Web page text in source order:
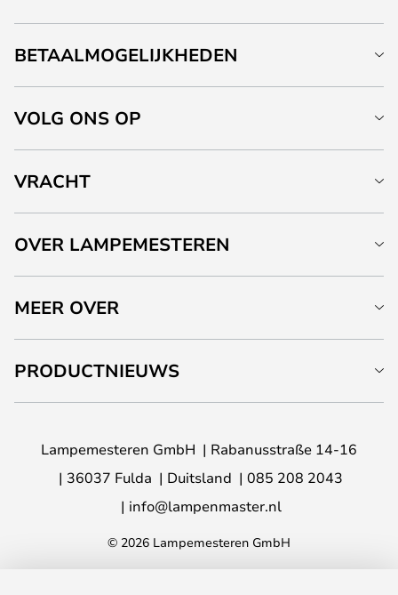
BETAALMOGELIJKHEDEN
VOLG ONS OP
VRACHT
OVER LAMPEMESTEREN
MEER OVER
PRODUCTNIEUWS
Lampemesteren GmbH
Rabanusstraße 14-16
36037 Fulda
Duitsland
085 208 2043
info@lampenmaster.nl
© 2026 Lampemesteren GmbH